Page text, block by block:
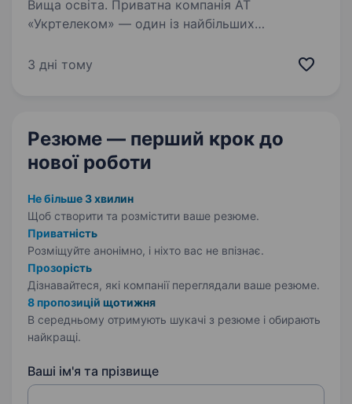
Вища освіта. Приватна компанія АТ
«Укртелеком» — один із найбільших
Ми забезпечуємо наших клієнтів надійним
3 дні тому
Резюме — перший крок до
нової роботи
Не більше 3 хвилин
Щоб створити та розмістити ваше резюме.
Приватність
Розміщуйте анонімно, і ніхто вас не впізнає.
Прозорість
Дізнавайтеся, які компанії переглядали ваше резюме.
8 пропозицій щотижня
В середньому отримують шукачі з резюме і обирають
найкращі.
Ваші ім'я та прізвище